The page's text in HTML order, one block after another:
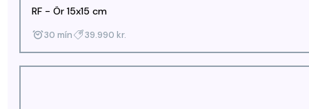
RF - Ör 15x15 cm
30 mín 39.990 kr.